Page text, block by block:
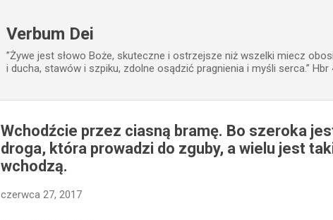
Verbum Dei
”Żywe jest słowo Boże, skuteczne i ostrzejsze niż wszelki miecz
i ducha, stawów i szpiku, zdolne osądzić pragnienia i myśli serca.” Hbr
Wchodźcie przez ciasną bramę. Bo szeroka
droga, która prowadzi do zguby, a wielu jest
wchodzą.
czerwca 27, 2017